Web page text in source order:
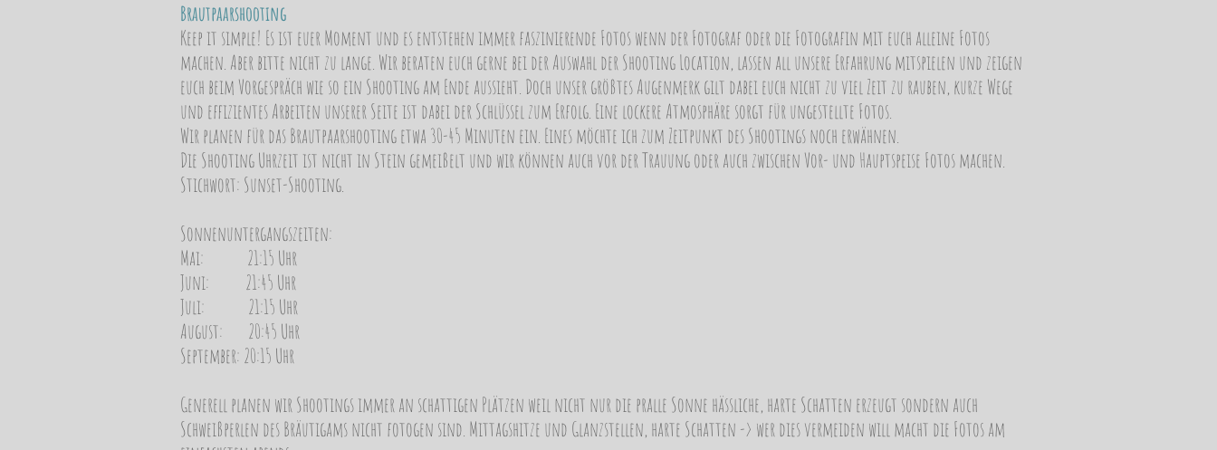
Brautpaarshooting
Keep it simple! Es ist euer Moment und es entstehen immer faszinierende Fotos wenn der Fotograf oder die Fotografin mit euch alleine Fotos
machen. Aber bitte nicht zu lange. Wir beraten euch gerne bei der Auswahl der Shooting Location, lassen all unsere Erfahrung mitspielen und zeigen
euch beim Vorgespräch wie so ein Shooting am Ende aussieht. Doch unser größtes Augenmerk gilt dabei euch nicht zu viel Zeit zu rauben, kurze Wege
und effizientes Arbeiten unserer Seite ist dabei der Schlüssel zum Erfolg. Eine lockere Atmosphäre sorgt für ungestellte Fotos.
Wir planen für das Brautpaarshooting etwa 30-45 Minuten ein. Eines möchte ich zum Zeitpunkt des Shootings noch erwähnen.
Die Shooting Uhrzeit ist nicht in Stein gemeißelt und wir können auch vor der Trauung oder auch zwischen Vor- und Hauptspeise Fotos machen.
Stichwort: Sunset-Shooting.
Sonnenuntergangszeiten:
Mai: 21:15 Uhr
Juni: 21:45 Uhr
Juli: 21:15 Uhr
August: 20:45 Uhr
September: 20:15 Uhr
Generell planen wir Shootings immer an schattigen Plätzen weil nicht nur die pralle Sonne hässliche, harte Schatten erzeugt sondern auch
Schweißperlen des Bräutigams nicht fotogen sind. Mittagshitze und Glanzstellen, harte Schatten -> wer dies vermeiden will macht die Fotos am